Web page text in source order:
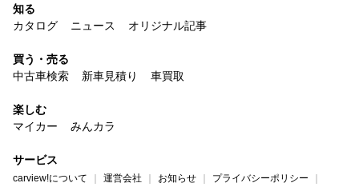
知る
カタログ
ニュース オリジナル記事
買う・売る
中古車検索
新車見積り 車買取
楽しむ
マイカー
みんカラ
サービス
carview!について 運営会社 お知らせ
プライバシーポリシー